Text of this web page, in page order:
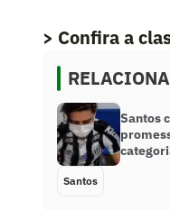
> Confira a
Santos
Santos